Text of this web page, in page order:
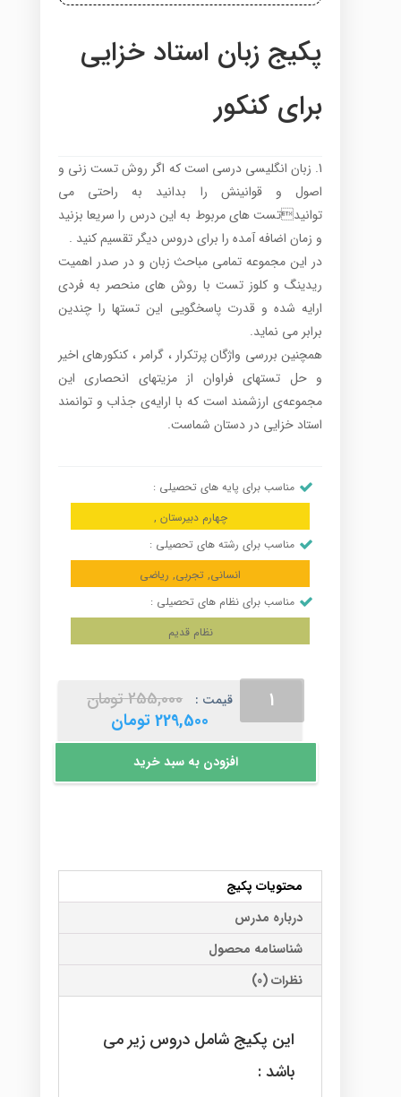
پکیج زبان استاد خزایی
برای کنکور
زبان انگلیسی درسی است که اگر روش تست زنی و
اصول و قوانینش را بدانید به راحتی می
توانیدتست های مربوط به این درس را سریعا بزنید
و زمان اضافه آمده را برای دروس دیگر تقسیم کنید .
در این مجموعه تمامی مباحث زبان و در صدر اهمیت
ریدینگ و کلوز تست با روش های منحصر به فردی
ارایه شده و قدرت پاسخگویی این تستها را چندین
برابر می نماید.
همچنین بررسی واژگان پرتکرار ، گرامر ، کنکورهای اخیر
و حل تستهای فراوان از مزیتهای انحصاری این
مجموعه‌ی ارزشمند است که با ارایه‌ی جذاب و توانمند
استاد خزایی در دستان شماست.
مناسب برای پایه های تحصیلی :
چهارم دبیرستان ,
مناسب برای رشته های تحصیلی :
انسانی, تجربی, ریاضی
مناسب برای نظام های تحصیلی :
نظام قدیم
استاد
خزایی
کنکور
قیمت : 255,000تومانقیمت
229,500تومانقیمت
فعلی
است.
افزودن به سبد خرید
محتویات پکیج
درباره مدرس
شناسنامه محصول
نظرات (0)
این پکیج شامل دروس زیر می
باشد :